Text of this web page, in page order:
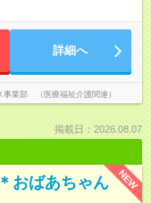
詳細へ
業部 （医療福祉介護関連）
掲載日：2026.08.07
NEW
おばあちゃん